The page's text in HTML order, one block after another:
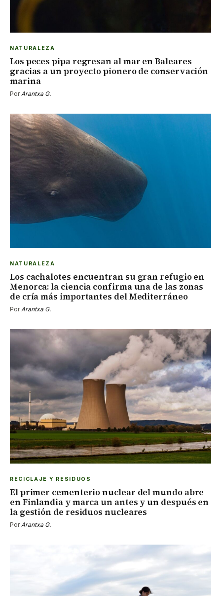
NATURALEZA
Los peces pipa regresan al mar en Baleares
gracias a un proyecto pionero de conservación
marina
Por Arantxa G.
NATURALEZA
Los cachalotes encuentran su gran refugio en
Menorca: la ciencia confirma una de las zonas
de cría más importantes del Mediterráneo
Por Arantxa G.
RECICLAJE Y RESIDUOS
El primer cementerio nuclear del mundo abre
en Finlandia y marca un antes y un después en
la gestión de residuos nucleares
Por Arantxa G.